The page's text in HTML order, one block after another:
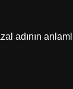
adının